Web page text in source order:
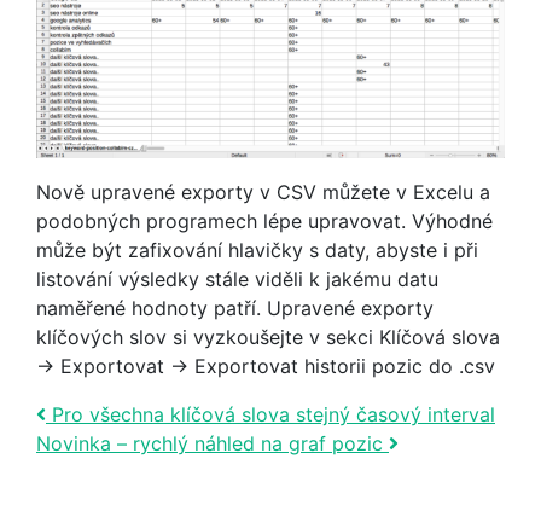
Nově upravené exporty v CSV můžete v Excelu a
podobných programech lépe upravovat. Výhodné
může být zafixování hlavičky s daty, abyste i při
listování výsledky stále viděli k jakému datu
naměřené hodnoty patří. Upravené exporty
klíčových slov si vyzkoušejte v sekci Klíčová slova
→ Exportovat → Exportovat historii pozic do .csv
Post navigation
Pro všechna klíčová slova stejný časový interval
Novinka – rychlý náhled na graf pozic